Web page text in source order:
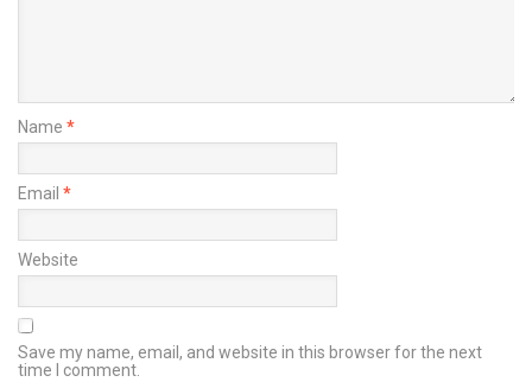
Name *
Email *
Website
Save my name, email, and website in this browser for the next
time I comment.